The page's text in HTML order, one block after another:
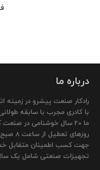
درباره ما
رادکار صنعت پیشرو در
با کادری مجرب با سابقه
ما 20 سال خوشنامی در
جهت کسب اطمینان متقابل
تجهیزات صنعتی شامل یک